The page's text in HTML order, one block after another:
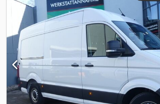
ingranaggio:meccanico, classe di emissione:
sospensione:altro, numero di posti:5,
altezza di costruzione:
1.820 mm,
aria condizionata, chiusura centralizzata,
trazione, controllo della velocità di crociera,
antiparticolato, gancio traino rimorchio,
elettronico di stabilità (ESP), trazione
a Berlino, Frank-Zappa-Str. 9A Lun-Ven 9:00-
Tel.: Cell./WhatsApp: POSSIBILITÀ DI